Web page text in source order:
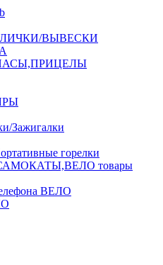
ВЫВЕСКИ
Зажигалки
горелки
товары
ВЕЛО